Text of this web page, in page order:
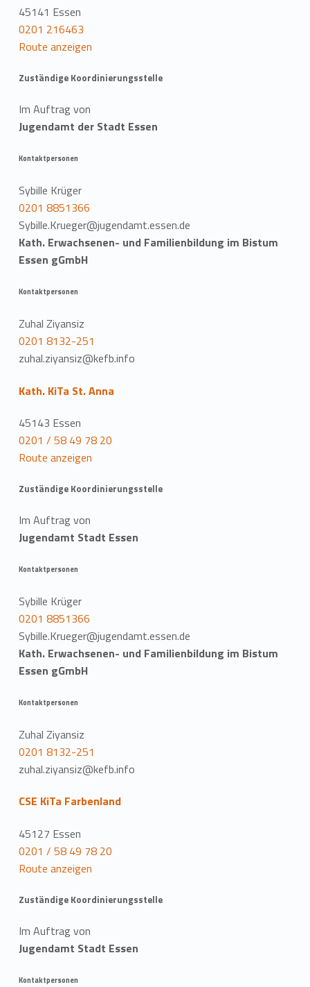
45141 Essen
0201 216463
Route anzeigen
Zuständige Koordinierungsstelle
Im Auftrag von
Jugendamt der Stadt Essen
Kontaktpersonen
Sybille Krüger
0201 8851366
Sybille.Krueger@jugendamt.essen.de
Kath. Erwachsenen- und Familienbildung im Bistum
Essen gGmbH
Kontaktpersonen
Zuhal Ziyansiz
0201 8132-251
zuhal.ziyansiz@kefb.info
Kath. KiTa St. Anna
45143 Essen
0201 / 58 49 78 20
Route anzeigen
Zuständige Koordinierungsstelle
Im Auftrag von
Jugendamt Stadt Essen
Kontaktpersonen
Sybille Krüger
0201 8851366
Sybille.Krueger@jugendamt.essen.de
Kath. Erwachsenen- und Familienbildung im Bistum
Essen gGmbH
Kontaktpersonen
Zuhal Ziyansiz
0201 8132-251
zuhal.ziyansiz@kefb.info
CSE KiTa Farbenland
45127 Essen
0201 / 58 49 78 20
Route anzeigen
Zuständige Koordinierungsstelle
Im Auftrag von
Jugendamt Stadt Essen
Kontaktpersonen